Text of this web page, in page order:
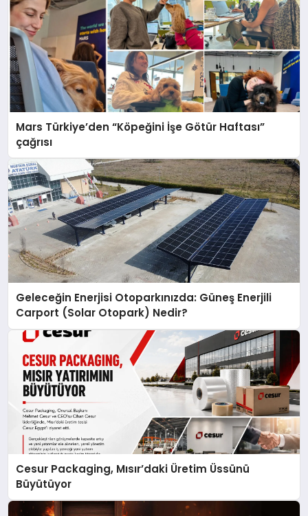
Mars Türkiye’den “Köpeğini İşe Götür Haftası”
çağrısı
Geleceğin Enerjisi Otoparkınızda: Güneş Enerjili
Carport (Solar Otopark) Nedir?
Cesur Packaging, Mısır’daki Üretim Üssünü
Büyütüyor